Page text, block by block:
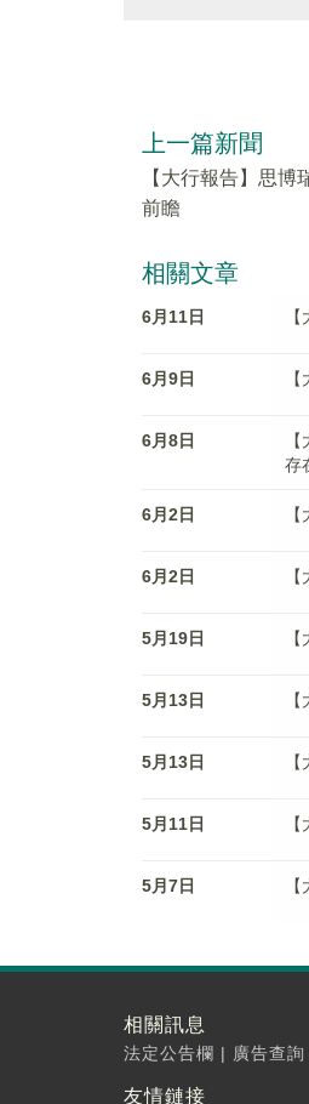
上一篇新聞
【大行報告】思博
前瞻
相關文章
6月11日
6月9日
6月8日
存
6月2日
6月2日
5月19日
5月13日
5月13日
5月11日
5月7日
相關訊息
法定公告欄 | 廣告查詢
友情鏈接